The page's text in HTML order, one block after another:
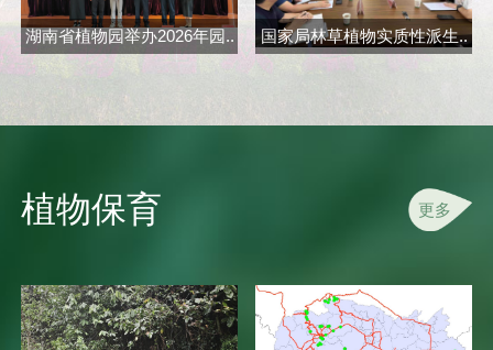
湖南省植物园举办2026年园.. 国家局林草植物实质性派生..
植物保育 更多